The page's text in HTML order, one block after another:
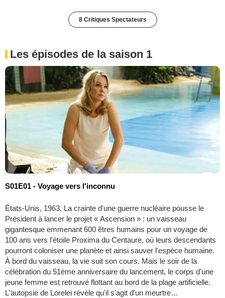
8 Critiques Spectateurs
Les épisodes de la saison 1
S01E01 - Voyage vers l'inconnu
États-Unis, 1963. La crainte d'une guerre nucléaire pousse le
Président à lancer le projet « Ascension » : un vaisseau
gigantesque emmenant 600 êtres humains pour un voyage de
100 ans vers l'étoile Proxima du Centaure, où leurs descendants
pourront coloniser une planète et ainsi sauver l'espèce humaine.
À bord du vaisseau, la vie suit son cours. Mais le soir de la
célébration du 51ème anniversaire du lancement, le corps d'une
jeune femme est retrouvé flottant au bord de la plage artificielle.
L'autopsie de Lorelei révèle qu'il s'agit d'un meurtre…